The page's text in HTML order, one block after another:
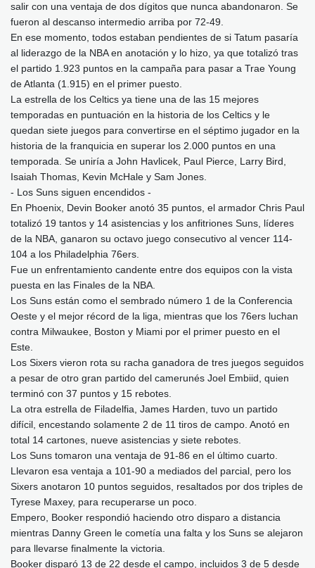
salir con una ventaja de dos dígitos que nunca abandonaron. Se
fueron al descanso intermedio arriba por 72-49.
En ese momento, todos estaban pendientes de si Tatum pasaría
al liderazgo de la NBA en anotación y lo hizo, ya que totalizó tras
el partido 1.923 puntos en la campaña para pasar a Trae Young
de Atlanta (1.915) en el primer puesto.
La estrella de los Celtics ya tiene una de las 15 mejores
temporadas en puntuación en la historia de los Celtics y le
quedan siete juegos para convertirse en el séptimo jugador en la
historia de la franquicia en superar los 2.000 puntos en una
temporada. Se uniría a John Havlicek, Paul Pierce, Larry Bird,
Isaiah Thomas, Kevin McHale y Sam Jones.
- Los Suns siguen encendidos -
En Phoenix, Devin Booker anotó 35 puntos, el armador Chris Paul
totalizó 19 tantos y 14 asistencias y los anfitriones Suns, líderes
de la NBA, ganaron su octavo juego consecutivo al vencer 114-
104 a los Philadelphia 76ers.
Fue un enfrentamiento candente entre dos equipos con la vista
puesta en las Finales de la NBA.
Los Suns están como el sembrado número 1 de la Conferencia
Oeste y el mejor récord de la liga, mientras que los 76ers luchan
contra Milwaukee, Boston y Miami por el primer puesto en el
Este.
Los Sixers vieron rota su racha ganadora de tres juegos seguidos
a pesar de otro gran partido del camerunés Joel Embiid, quien
terminó con 37 puntos y 15 rebotes.
La otra estrella de Filadelfia, James Harden, tuvo un partido
difícil, encestando solamente 2 de 11 tiros de campo. Anotó en
total 14 cartones, nueve asistencias y siete rebotes.
Los Suns tomaron una ventaja de 91-86 en el último cuarto.
Llevaron esa ventaja a 101-90 a mediados del parcial, pero los
Sixers anotaron 10 puntos seguidos, resaltados por dos triples de
Tyrese Maxey, para recuperarse un poco.
Empero, Booker respondió haciendo otro disparo a distancia
mientras Danny Green le cometía una falta y los Suns se alejaron
para llevarse finalmente la victoria.
Booker disparó 13 de 22 desde el campo, incluidos 3 de 5 desde